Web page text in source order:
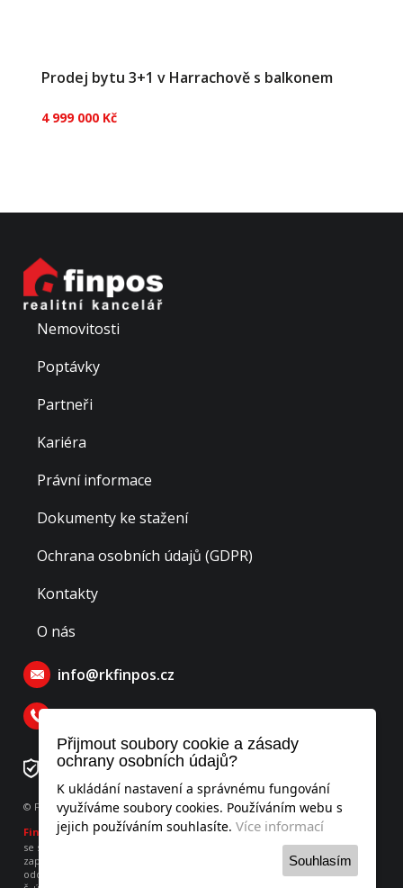
Přijmout soubory cookie a zásady
ochrany osobních údajů?
K ukládání nastavení a správnému fungování
využíváme soubory cookies. Používáním webu s
jejich používáním souhlasíte. Více informací
Souhlasím
Prodej bytu 3+1 v Harrachově s balkonem
4 999 000 Kč
investory, tak pro ty, kteří hledají klidné a k...
Nemovitosti
Poptávky
Partneři
Kariéra
Právní informace
Dokumenty ke stažení
Ochrana osobních údajů (GDPR)
Kontakty
O nás
info@rkfinpos.cz
Číslo rezervačního účtu: 276478195/0300
© Finpos realitní kancelář s.r.o., všechna práva vyhrazena
Finposrealitní kancelář s.r.o.
se sídlem Hodějovského 541, Benešov 256 01, IČO: 052 53 951
zapsaná v obchodním rejstříku vedeného u Městského soudu v Praze,
oddíl C, vložka 260736